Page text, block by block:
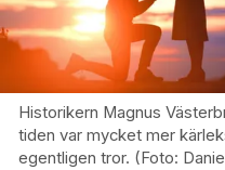
Historikern Magnus
tiden var mycket mer
egentligen tror. (Foto: